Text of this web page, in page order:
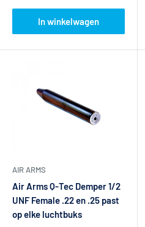
In winkelwagen
AIR ARMS
Air Arms Q-Tec Demper 1/2
UNF Female .22 en .25 past
op elke luchtbuks